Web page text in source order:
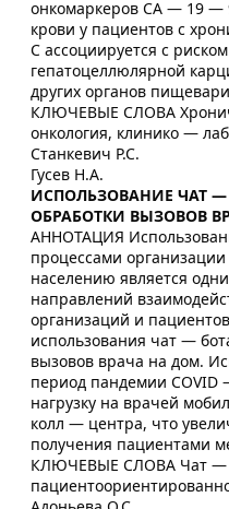
онкомаркеров CA — 19
крови у пациентов с
С ассоциируется с
гепатоцеллюлярной
других органов
КЛЮЧЕВЫЕ СЛОВА
онкология, клинико —
Станкевич Р.С.
Гусев Н.А.
ИСПОЛЬЗОВАНИЕ ЧАТ
ОБРАБОТКИ ВЫЗОВОВ
АННОТАЦИЯ
процессами
населению является
направлений
организаций и
использования чат —
вызовов врача на дом.
период пандемии COVID
нагрузку на врачей
колл — центра, что
получения пациентами
КЛЮЧЕВЫЕ СЛОВА Чат —